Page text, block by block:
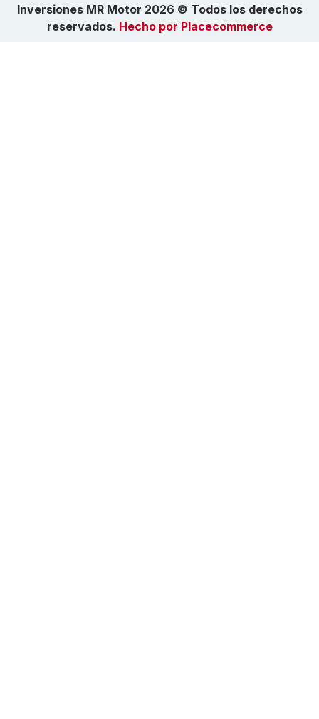
Inversiones MR Motor 2026 © Todos los derechos
reservados. Hecho por Placecommerce